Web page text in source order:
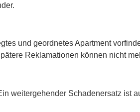
und geordnetes Apartment
Reklamationen können nicht
weitergehender Schadenersatz ist